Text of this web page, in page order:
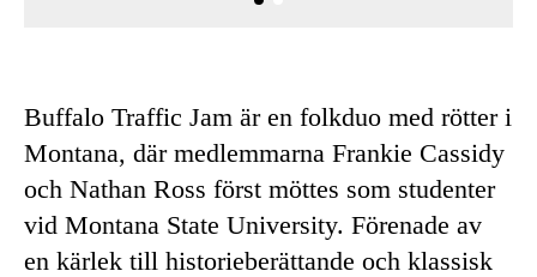
Buffalo Traffic Jam är en folkduo med rötter i
Montana, där medlemmarna Frankie Cassidy
och Nathan Ross först möttes som studenter
vid Montana State University. Förenade av
en kärlek till historieberättande och klassisk